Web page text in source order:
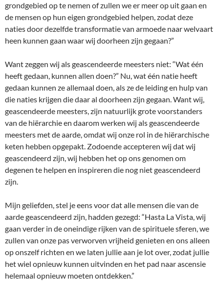
grondgebied op te nemen of zullen we er meer op uit gaan en
de mensen op hun eigen grondgebied helpen, zodat deze
naties door dezelfde transformatie van armoede naar welvaart
heen kunnen gaan waar wij doorheen zijn gegaan?”
Want zeggen wij als geascendeerde meesters niet: “Wat één
heeft gedaan, kunnen allen doen?” Nu, wat één natie heeft
gedaan kunnen ze allemaal doen, als ze de leiding en hulp van
die naties krijgen die daar al doorheen zijn gegaan. Want wij,
geascendeerde meesters, zijn natuurlijk grote voorstanders
van de hiërarchie en daarom werken wij als geascendeerde
meesters met de aarde, omdat wij onze rol in de hiërarchische
keten hebben opgepakt. Zodoende accepteren wij dat wij
geascendeerd zijn, wij hebben het op ons genomen om
degenen te helpen en inspireren die nog niet geascendeerd
zijn.
Mijn geliefden, stel je eens voor dat alle mensen die van de
aarde geascendeerd zijn, hadden gezegd: “Hasta La Vista, wij
gaan verder in de oneindige rijken van de spirituele sferen, we
zullen van onze pas verworven vrijheid genieten en ons alleen
op onszelf richten en we laten jullie aan je lot over, zodat jullie
het wiel opnieuw kunnen uitvinden en het pad naar ascensie
helemaal opnieuw moeten ontdekken.”